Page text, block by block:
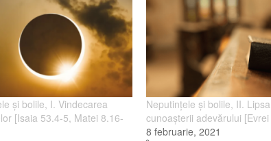
şi bolile, I. Vindecarea
[Isaia 53.4-5, Matei 8.16-
Neputinţele şi bolile, II. Lipsa
cunoaşterii adevărului
8 februarie, 2021